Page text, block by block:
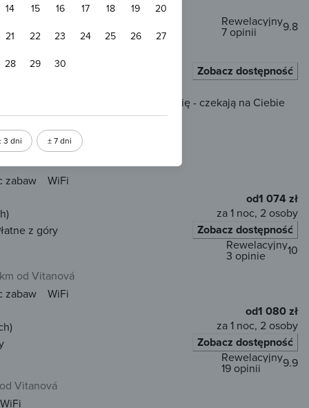
14
15 16 17 18 19
20
21
22 23 24 25 26
27
28
29 30
3 dni ± 7 dni
9.8
Rewelacyjny
7 opinii
WiFi Zobacz dostępność
rezerwacji online, ale nie martw się - czekają na Ciebie
km od Vitanová
zabaw
WiFi
z góry
od1 074 zł
za 1 noc, 2 osoby
Zobacz dostępność
od Vitanová
10
Rewelacyjny
3 opinie
zabaw
WiFi
od1 080 zł
za 1 noc, 2 osoby
Zobacz dostępność
Vitanová
9.9
Rewelacyjny
19 opinii
WiFi